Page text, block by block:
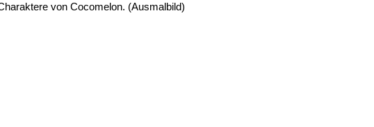
von Cocomelon. (Ausmalbild)